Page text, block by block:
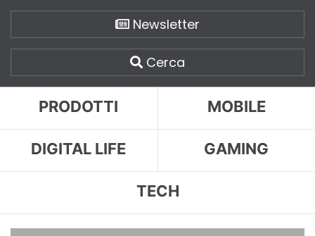
Newsletter
Cerca
PRODOTTI MOBILE
DIGITAL LIFE GAMING
TECH